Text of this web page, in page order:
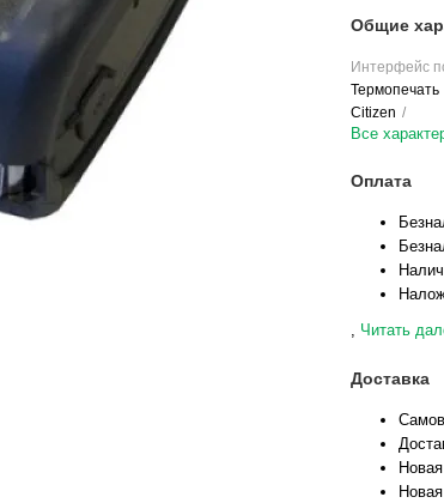
Общие
Интерфейс
Термопечать
Citizen
Все
Оплата
, Читать
Доставка